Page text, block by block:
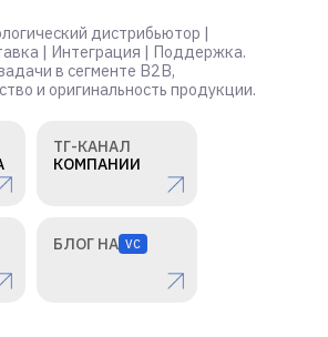
дистрибьютор |
| Интеграция | Поддержка.
в сегменте B2B,
и оригинальность продукции.
ТГ-КАНАЛ
КОМПАНИИ
БЛОГ НА VC